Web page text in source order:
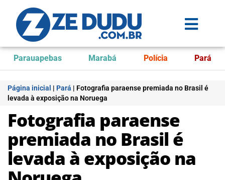
Parauapebas Marabá Polícia Pará
Página inicial | Pará | Fotografia paraense premiada no Brasil é
levada à exposição na Noruega
Fotografia paraense
premiada no Brasil é
levada à exposição na